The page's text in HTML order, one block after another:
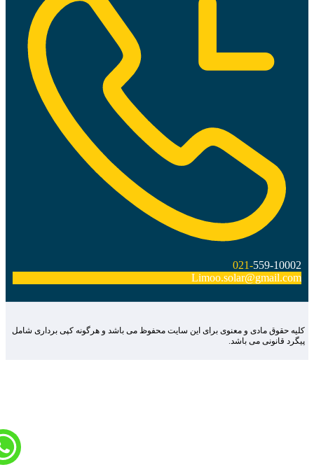
021-559-10002
Limoo.solar@gmail.com
حقوق مادی و معنوی برای این سایت محفوظ می باشد و هرگونه کپی برداری شامل
قانونی می باشد.